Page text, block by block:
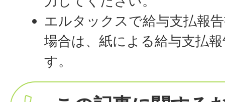
エルタックスで給与支払報
場合は、紙による給与支払
す。